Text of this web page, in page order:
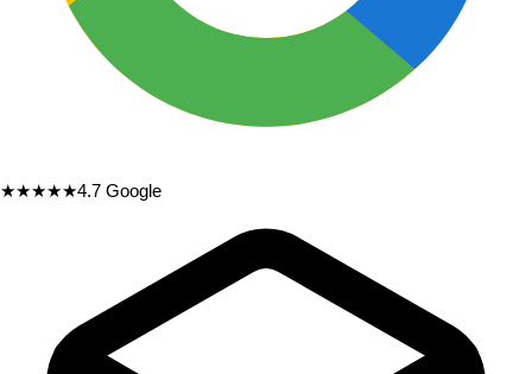
★★★★★4.7 Google